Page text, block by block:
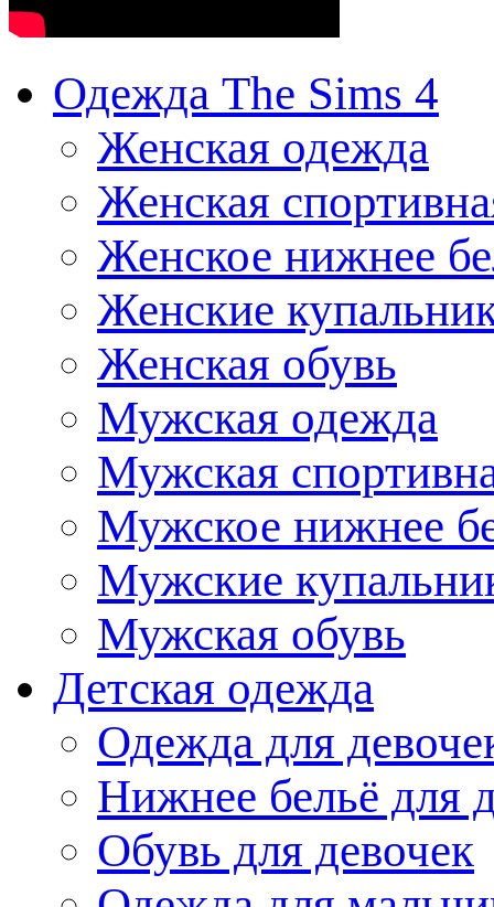
Одежда The Sims 4
Женская одежда
Женская
Женское нижнее
Женские
Женская обувь
Мужская одежда
Мужская
Мужское нижнее
Мужские
Мужская обувь
Детская одежда
Одежда для
Нижнее бельё для
Обувь для девочек